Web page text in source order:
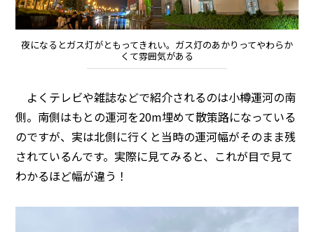
夜になるとガス灯がともってきれい。ガス灯のあかりってやわらか
くて雰囲気がある
よくテレビや雑誌などで紹介されるのは小樽運河の南
側。南側はもとの運河を20m埋めて散策路になっている
のですが、実は北側に行くと当時の運河幅がそのまま残
されているんです。実際に見てみると、これが目で見て
わかるほど幅が違う！